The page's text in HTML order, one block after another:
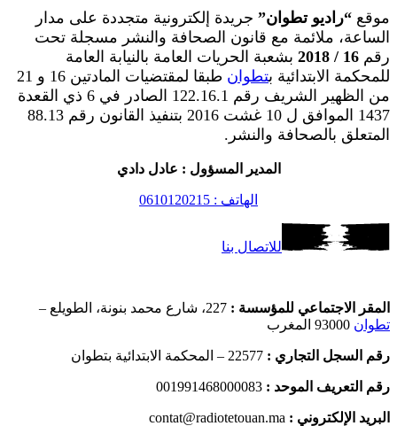
موقع “راديو تطوان” جريدة إلكترونية متجددة على مدار
الساعة، ملائمة مع قانون الصحافة والنشر مسجلة تحت
رقم 16 / 2018
بشعبة الحريات العامة بالنيابة العامة
للمحكمة الابتدائية بتطوان
طبقا لمقتضيات المادتين 16 و 21
من الظهير الشريف رقم 122.16.1 الصادر في 6 ذي القعدة
1437 الموافق ل 10 غشت 2016 بتنفيذ القانون رقم 88.13
المتعلق بالصحافة والنشر.
المدير المسؤول : عادل دادي
الهاتف : 0610120215
للاتصال بنا
المقر الاجتماعي للمؤسسة : 227، شارع محمد بنونة، الطويلع –
تطوان
رقم السجل التجاري : 22577 – المحكمة الابتدائية بتطوان
رقم التعريف الموحد : 001991468000083
البريد الإلكتروني : contat@radiotetouan.ma